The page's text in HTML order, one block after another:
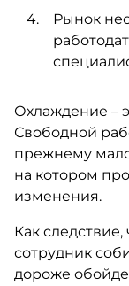
Рынок
Охлаждение –
Свободной
прежнему
на котором
изменения.
Как
сотрудник
дороже